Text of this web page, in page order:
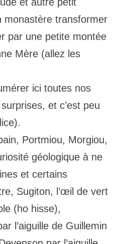
monastère transformer
par une petite montée
Mère (allez les
ici toutes nos
et c’est peu
Portmiou, Morgiou,
géologique à ne
et certains
Sugiton, l’œil de vert
(ho hisse),
l’aiguille de Guillemin